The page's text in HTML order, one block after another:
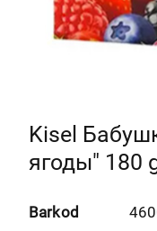
Kisel
ягоды" 180
Barkod